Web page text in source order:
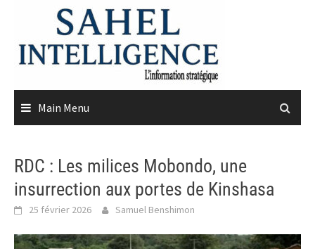
content
Main Menu
RDC : Les milices Mobondo, une
insurrection aux portes de Kinshasa
25 février 2026 Samuel Benshimon